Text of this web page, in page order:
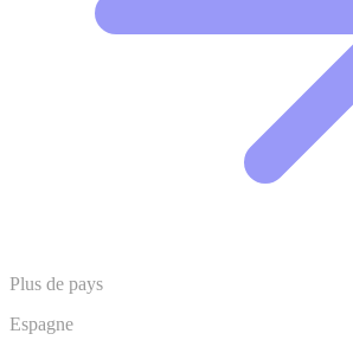
Plus de pays
Espagne